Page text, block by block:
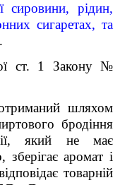
сировини, рідин,
сигаретах, та
.
ст. 1 Закону №
шляхом
бродіння
який не має
зберігає аромат і
товарній